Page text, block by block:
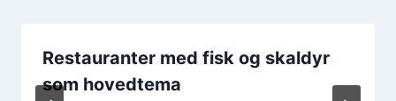
Restauranter med fisk og skaldyr
som hovedtema